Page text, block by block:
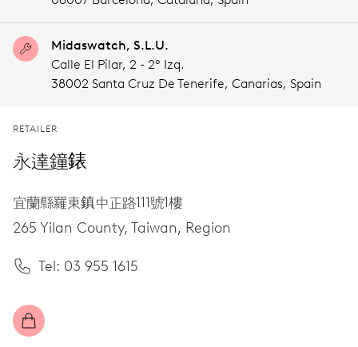
Midaswatch, S.L.U.
Calle El Pilar, 2 - 2º Izq.
38002 Santa Cruz De Tenerife, Canarias, Spain
RETAILER
永達鐘錶
宜蘭縣羅東鎮中正路111號1樓
265 Yilan County, Taiwan, Region
Tel: 03 955 1615